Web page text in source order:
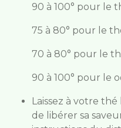
90 à 100° pour le
75 à 80° pour le
70 à 80° pour le
90 à 100° pour le
Laissez à votre
de libérer sa